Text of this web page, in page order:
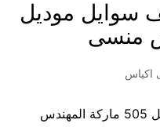
سوايل موديل
ماكينات تعبئه وتغليف سوايل موديل 505 ماركة المهندس